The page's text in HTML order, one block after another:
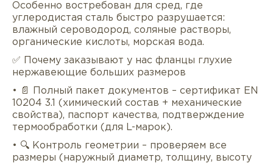
Особенно востребован для сред, где
углеродистая сталь быстро разрушается:
влажный сероводород, соляные растворы,
органические кислоты, морская вода.
✅ Почему заказывают у нас фланцы глухие
нержавеющие больших размеров
• 📄 Полный пакет документов – сертификат EN
10204 3.1 (химический состав + механические
свойства), паспорт качества, подтверждение
термообработки (для L-марок).
• 🔍 Контроль геометрии – проверяем все
размеры (наружный диаметр, толщину, высоту